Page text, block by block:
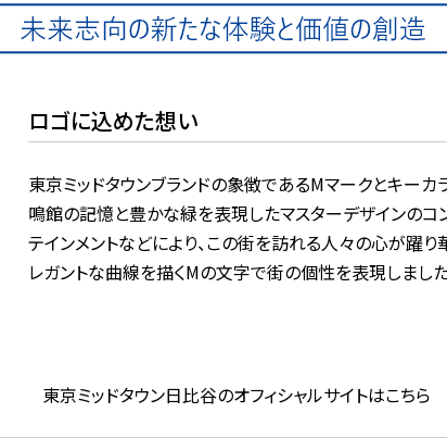
ロゴに込めた想い
東京ミッドタウンブランドの象徴であるMマークとキー
鳴館の記憶と豊かな緑を表現したマスターデザインのコ
テインメントなどにより、この街を訪れる人々の心が躍
レガントな曲線を描くMの文字で街の個性を表現しました
東京ミッドタウン日比谷のオフィシャルサイトはこちら